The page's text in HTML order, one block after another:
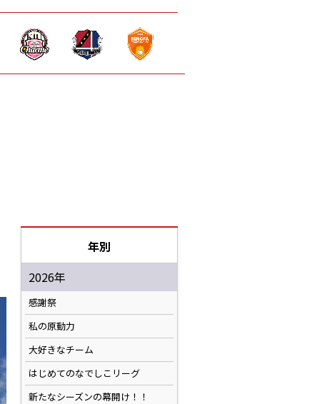
年別
2026年
感謝祭
私の原動力
大好きなチーム
はじめてのなでしこリーグ
新たなシーズンの幕開け！！